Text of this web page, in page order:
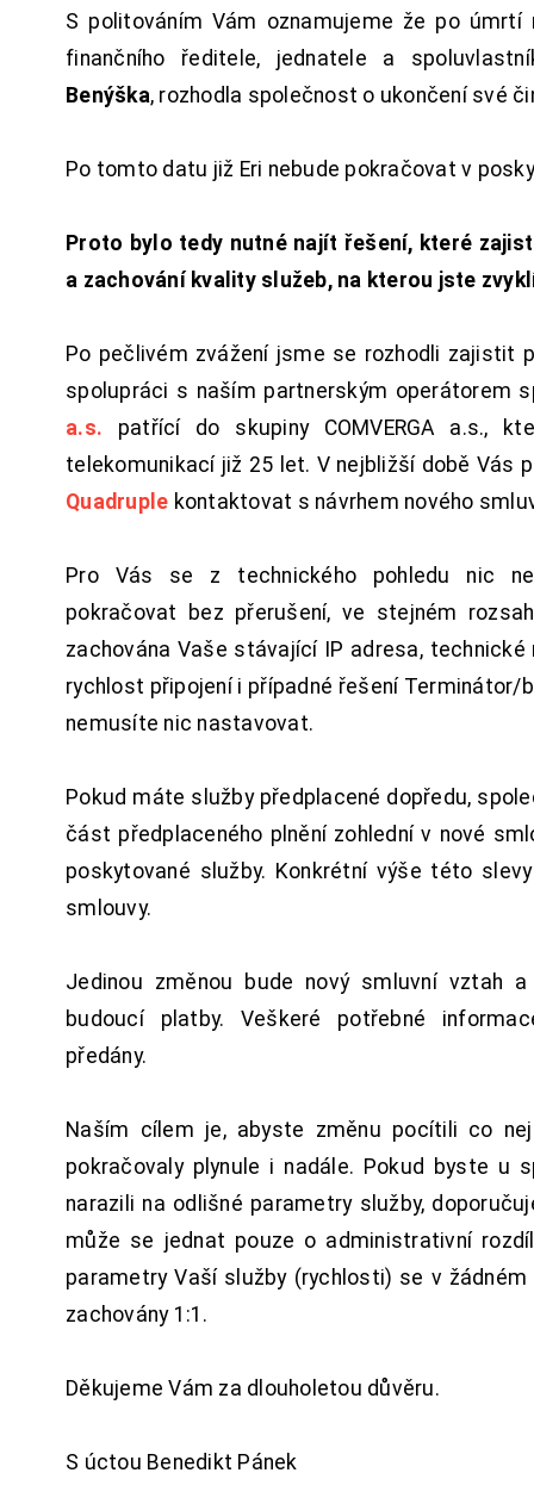
S politováním Vám oznamujeme že po úmrtí
finančního ředitele, jednatele a
Benýška, rozhodla společnost o ukončení své
Po tomto datu již Eri nebude pokračovat v
Proto bylo tedy nutné najít řešení, které
a zachování kvality služeb, na kterou jste
Po pečlivém zvážení jsme se rozhodli zajistit
spolupráci s naším partnerským operátorem
a.s. patřící do skupiny COMVERGA a.s.,
telekomunikací již 25 let. V nejbližší době Vás
Quadruple kontaktovat s návrhem nového
Pro Vás se z technického pohledu nic
pokračovat bez přerušení, ve stejném
zachována Vaše stávající IP adresa, technické
rychlost připojení i případné řešení Terminátor/
nemusíte nic nastavovat.
Pokud máte služby předplacené dopředu,
část předplaceného plnění zohlední v nové
poskytované služby. Konkrétní výše této
smlouvy.
Jedinou změnou bude nový smluvní vztah
budoucí platby. Veškeré potřebné
předány.
Naším cílem je, abyste změnu pocítili co
pokračovaly plynule i nadále. Pokud byste u
narazili na odlišné parametry služby,
může se jednat pouze o administrativní
parametry Vaší služby (rychlosti) se v
zachovány 1:1.
Děkujeme Vám za dlouholetou důvěru.
S úctou Benedikt Pánek